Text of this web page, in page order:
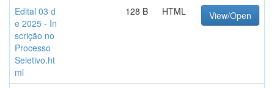
Edital 03 d
e 2025 - In
scrição no
Processo
Seletivo.ht
ml
128 B HTML View/Open